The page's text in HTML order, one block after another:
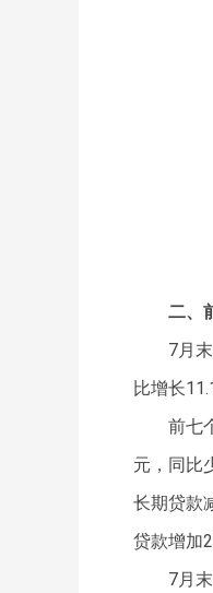
二、
7月
比增长
前七
元，同比
长期贷款
贷款增加
7月